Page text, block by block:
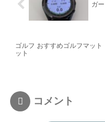
ガ
ゴルフ おすすめゴルフマット
ット
コメント